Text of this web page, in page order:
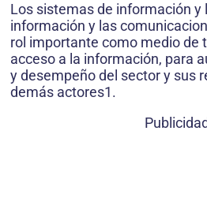
Los sistemas de información y
información y las
rol importante como medio de
acceso a la información, para
y desempeño del sector y sus
demás actores1.